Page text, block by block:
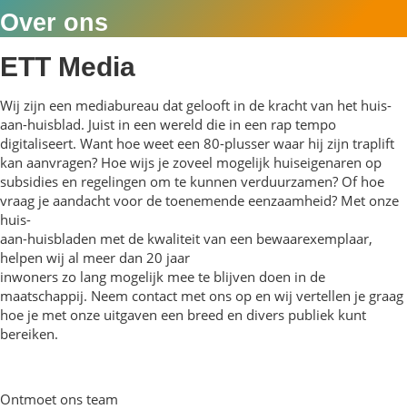
Over ons
ETT Media
Wij zijn een mediabureau dat gelooft in de kracht van het huis-
aan-huisblad. Juist in een wereld die in een rap tempo
digitaliseert. Want hoe weet een 80-plusser waar hij zijn traplift
kan aanvragen? Hoe wijs je zoveel mogelijk huiseigenaren op
subsidies en regelingen om te kunnen verduurzamen? Of hoe
vraag je aandacht voor de toenemende eenzaamheid? Met onze
huis-
aan-huisbladen met de kwaliteit van een bewaarexemplaar,
helpen wij al meer dan 20 jaar
inwoners zo lang mogelijk mee te blijven doen in de
maatschappij. Neem contact met ons op en wij vertellen je graag
hoe je met onze uitgaven een breed en divers publiek kunt
bereiken.
Ontmoet ons team